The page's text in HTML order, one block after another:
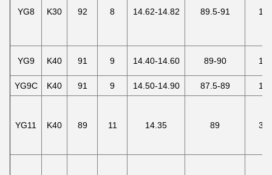
YG8 K30 92 8 14.62-14.82 89.5-91
YG9 K40 91 9 14.40-14.60 89-90
YG9C K40 91 9 14.50-14.90 87.5-89
YG11 K40 89 11 14.35 89